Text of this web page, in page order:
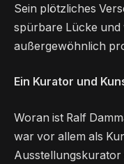
Sein plötzliches
spürbare Lücke
außergewöhnlich
Ein Kurator und
Woran ist Ralf
war vor allem als
Ausstellungskurator